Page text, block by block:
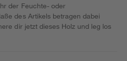
der Feuchte- oder
des Artikels betragen dabei
dir jetzt dieses Holz und leg los